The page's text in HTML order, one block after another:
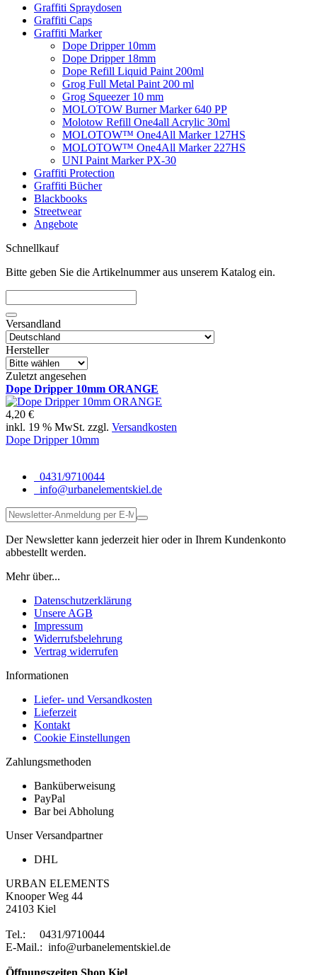
Graffiti Spraydosen
Graffiti Caps
Graffiti Marker
Dope Dripper 10mm
Dope Dripper 18mm
Dope Refill Liquid Paint 200ml
Grog Full Metal Paint 200 ml
Grog Squeezer 10 mm
MOLOTOW Burner Marker 640 PP
Molotow Refill One4all Acrylic 30ml
MOLOTOW™ One4All Marker 127HS
MOLOTOW™ One4All Marker 227HS
UNI Paint Marker PX-30
Graffiti Protection
Graffiti Bücher
Blackbooks
Streetwear
Angebote
Schnellkauf
Bitte geben Sie die Artikelnummer aus unserem Katalog ein.
Versandland
Hersteller
Zuletzt angesehen
Dope Dripper 10mm ORANGE
4,20 €
inkl. 19 % MwSt. zzgl. Versandkosten
Dope Dripper 10mm
0431/9710044
info@urbanelementskiel.de
Der Newsletter kann jederzeit hier oder in Ihrem Kundenkonto
abbestellt werden.
Mehr über...
Datenschutzerklärung
Unsere AGB
Impressum
Widerrufsbelehrung
Vertrag widerrufen
Informationen
Liefer- und Versandkosten
Lieferzeit
Kontakt
Cookie Einstellungen
Zahlungsmethoden
Banküberweisung
PayPal
Bar bei Abholung
Unser Versandpartner
DHL
URBAN ELEMENTS
Knooper Weg 44
24103 Kiel
Tel.: 0431/9710044
E-Mail.: info@urbanelementskiel.de
Öffnungszeiten Shop Kiel